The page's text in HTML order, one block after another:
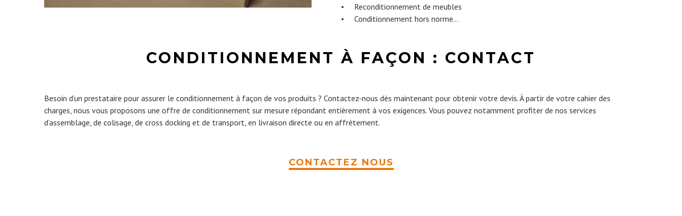
• Reconditionnement de meubles
• Conditionnement hors norme…
CONDITIONNEMENT À FAÇON : CONTACT
Besoin d’un prestataire pour assurer le conditionnement à façon de vos produits ? Contactez-nous dès maintenant pour obtenir votre devis. À partir de votre cahier des
charges, nous vous proposons une offre de conditionnement sur mesure répondant entièrement à vos exigences. Vous pouvez notamment profiter de nos services
d’assemblage, de colisage, de cross docking et de transport, en livraison directe ou en affrètement.
CONTACTEZ NOUS